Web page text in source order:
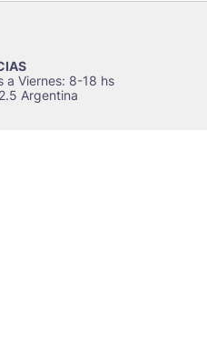
Viernes: 8-18 hs
Argentina